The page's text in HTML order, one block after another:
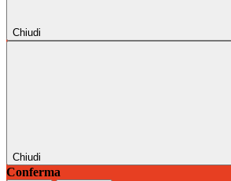
Chiudi
Chiudi
Conferma